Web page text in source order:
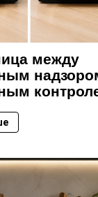
между